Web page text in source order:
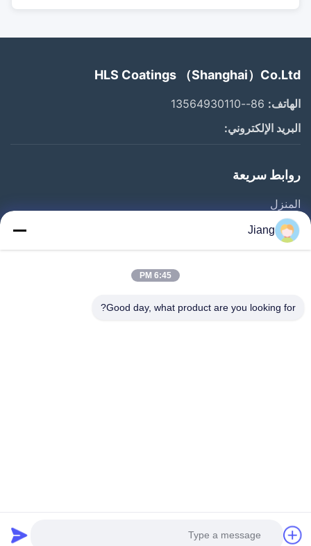
HLS Coatings （Shanghai）Co.Ltd
الهاتف:
البريد الإلكتروني:
روابط سريعة
المنزل
المنتجات
فيديوهات
حولنا
©2018- HLS Coatings （Shanghai）Co.Ltd. . كل شيء حقوق محجوزة
Jiang
6:45 PM
Good day, what product are you looking for?